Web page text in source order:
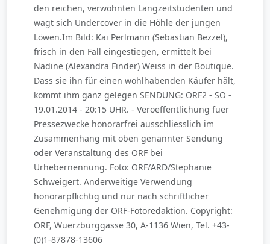
den reichen, verwöhnten Langzeitstudenten und
wagt sich Undercover in die Höhle der jungen
Löwen.Im Bild: Kai Perlmann (Sebastian Bezzel),
frisch in den Fall eingestiegen, ermittelt bei
Nadine (Alexandra Finder) Weiss in der Boutique.
Dass sie ihn für einen wohlhabenden Käufer hält,
kommt ihm ganz gelegen SENDUNG: ORF2 - SO -
19.01.2014 - 20:15 UHR. - Veroeffentlichung fuer
Pressezwecke honorarfrei ausschliesslich im
Zusammenhang mit oben genannter Sendung
oder Veranstaltung des ORF bei
Urhebernennung. Foto: ORF/ARD/Stephanie
Schweigert. Anderweitige Verwendung
honorarpflichtig und nur nach schriftlicher
Genehmigung der ORF-Fotoredaktion. Copyright:
ORF, Wuerzburggasse 30, A-1136 Wien, Tel. +43-
(0)1-87878-13606